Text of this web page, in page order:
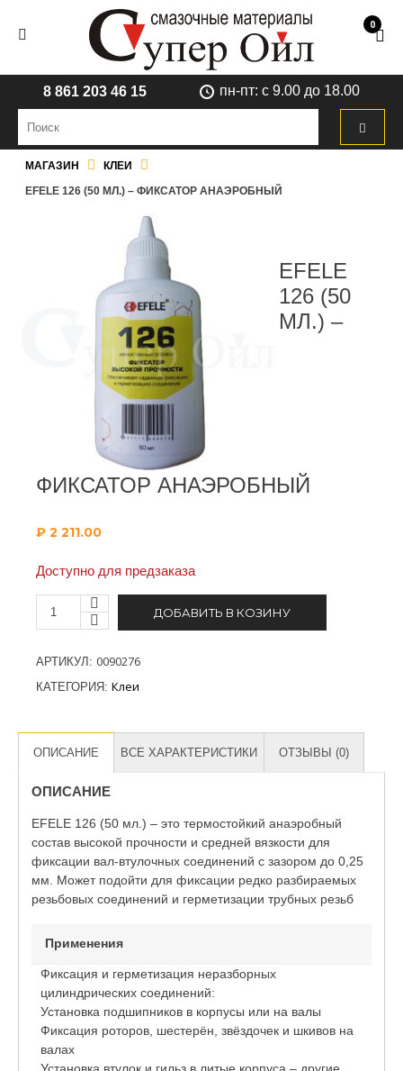
0
8 861 203 46 15 пн-пт: с 9.00 до 18.00
МАГАЗИН
КЛЕИ
EFELE 126 (50 МЛ.) – ФИКСАТОР АНАЭРОБНЫЙ
EFELE
126 (50
МЛ.) –
ФИКСАТОР АНАЭРОБНЫЙ
₽ 2 211.00
Доступно для предзаказа
ДОБАВИТЬ В КОЗИНУ
АРТИКУЛ: 0090276
КАТЕГОРИЯ: Клеи
ОПИСАНИЕ ВСЕ ХАРАКТЕРИСТИКИ ОТЗЫВЫ (0)
ОПИСАНИЕ
EFELE 126 (50 мл.) – это термостойкий анаэробный
состав высокой прочности и средней вязкости для
фиксации вал-втулочных соединений с зазором до 0,25
мм. Может подойти для фиксации редко разбираемых
резьбовых соединений и герметизации трубных резьб
Применения
Фиксация и герметизация неразборных
цилиндрических соединений:
Установка подшипников в корпусы или на валы
Фиксация роторов, шестерён, звёздочек и шкивов на
валах